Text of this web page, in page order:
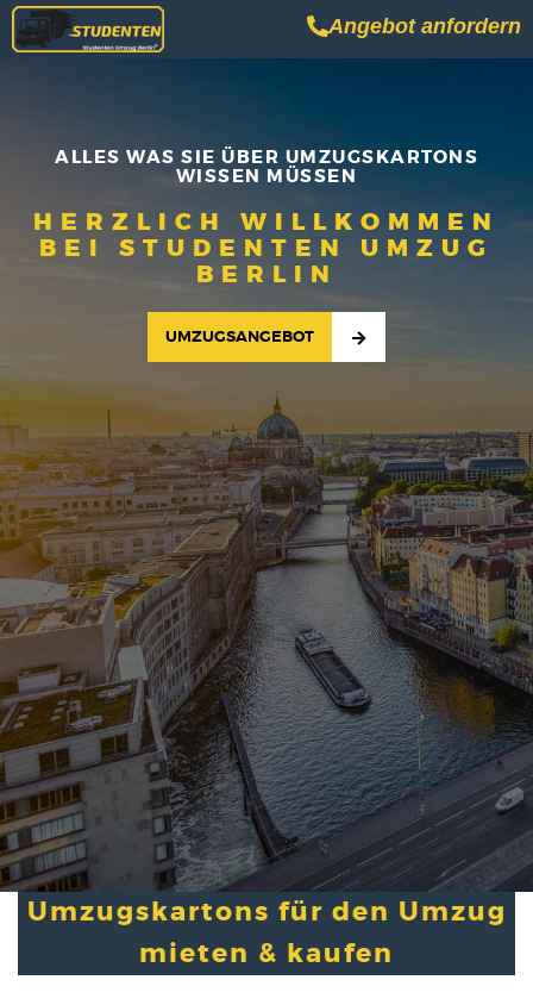
Angebot anfordern
ALLES WAS SIE ÜBER UMZUGSKARTONS
WISSEN MÜSSEN
HERZLICH WILLKOMMEN
BEI STUDENTEN UMZUG
BERLIN
UMZUGSANGEBOT
Umzugskartons für den Umzug
mieten & kaufen